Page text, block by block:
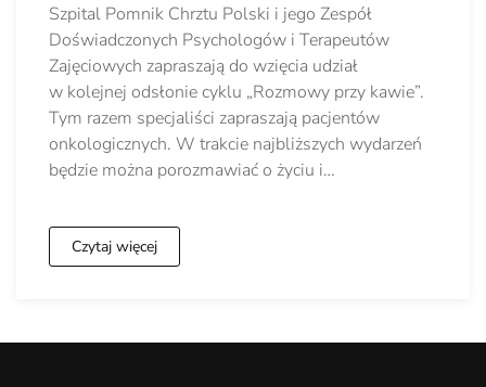
Szpital Pomnik Chrztu Polski i jego Zespół
Doświadczonych Psychologów i Terapeutów
Zajęciowych zapraszają do wzięcia udział
w kolejnej odsłonie cyklu „Rozmowy przy kawie”.
Tym razem specjaliści zapraszają pacjentów
onkologicznych. W trakcie najbliższych wydarzeń
będzie można porozmawiać o życiu i…
Czytaj więcej